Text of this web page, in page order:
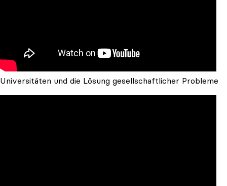
Universitäten und die Lösung gesellschaftlicher Probleme